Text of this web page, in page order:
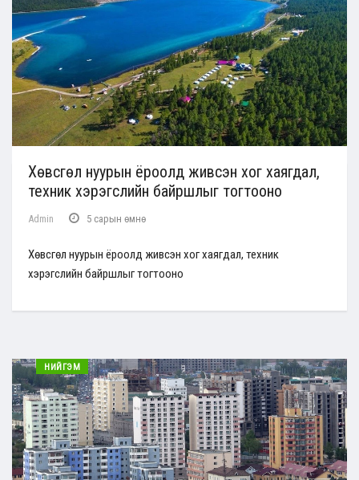
Хөвсгөл нуурын ёроолд живсэн хог хаягдал,
техник хэрэгслийн байршлыг тогтооно
Admin 5 сарын өмнө
Хөвсгөл нуурын ёроолд живсэн хог хаягдал, техник
хэрэгслийн байршлыг тогтооно
НИЙГЭМ